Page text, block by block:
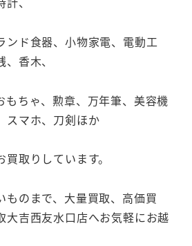
ンド食器、小物家電、電動工
香木、
もちゃ、勲章、万年筆、美容機
スマホ、刀剣ほか
取りしています。
ものまで、大量買取、高価買
大吉西友水口店へお気軽にお越